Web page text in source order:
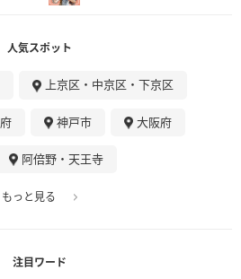
人気スポット
上京区・中京区・下京区
神戸市 大阪府
阿倍野・天王寺
もっと見る
注目ワード